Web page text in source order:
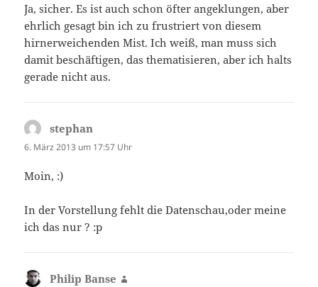
Ja, sicher. Es ist auch schon öfter angeklungen, aber
ehrlich gesagt bin ich zu frustriert von diesem
hirnerweichenden Mist. Ich weiß, man muss sich
damit beschäftigen, das thematisieren, aber ich halts
gerade nicht aus.
stephan
6. März 2013 um 17:57 Uhr
Moin, :)
In der Vorstellung fehlt die Datenschau,oder meine
ich das nur ? :p
Philip Banse